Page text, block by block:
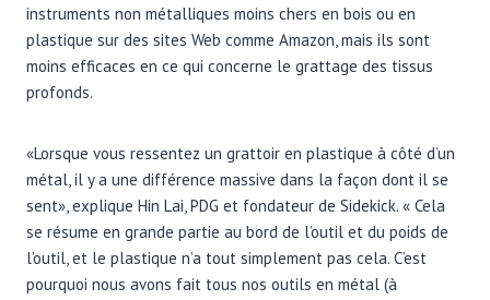
instruments non métalliques moins chers en bois ou en
plastique sur des sites Web comme Amazon, mais ils sont
moins efficaces en ce qui concerne le grattage des tissus
profonds.
«Lorsque vous ressentez un grattoir en plastique à côté d’un
métal, il y a une différence massive dans la façon dont il se
sent», explique Hin Lai, PDG et fondateur de Sidekick. « Cela
se résume en grande partie au bord de l’outil et du poids de
l’outil, et le plastique n’a tout simplement pas cela. C’est
pourquoi nous avons fait tous nos outils en métal (à